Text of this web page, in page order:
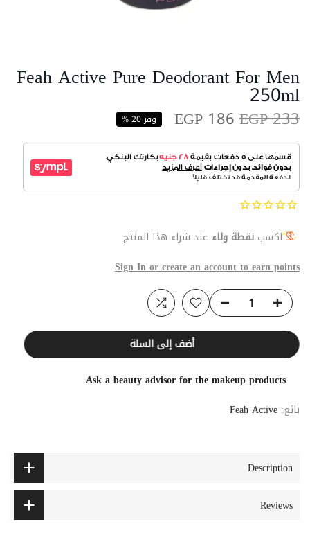
Feah Active Pure Deodorant For Men
250ml
EGP 233
EGP 186 وفر 20 %
اكسب نقطة ولاء عند شراء هذا المنتج
Sign In or create an account to earn points
أضف إلى السلة
Ask a beauty advisor for the makeup products
بائع: Feah Active
Description
Reviews